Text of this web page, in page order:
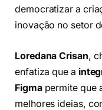
democratizar a
inovação no setor
Loredana Crisan,
enfatiza que a
Figmapermite que
melhores ideias,